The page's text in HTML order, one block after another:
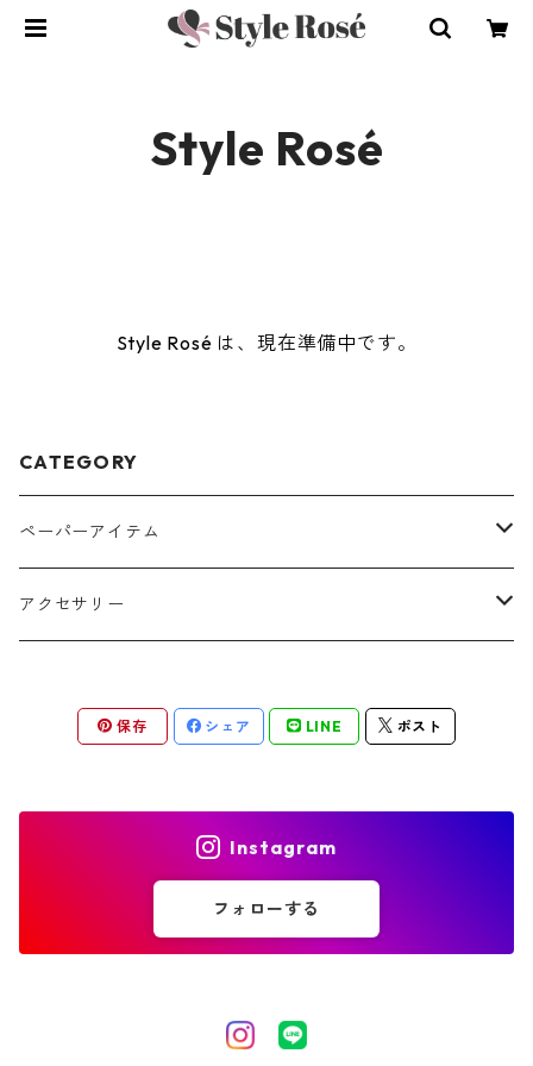
Style Rosé
Style Rosé は、現在準備中です。
CATEGORY
ペーパーアイテム
THANK YOUシール
結婚証明書
アクセサリー
イヤリング
保存 シェア LINE ポスト
Instagram
フォローする